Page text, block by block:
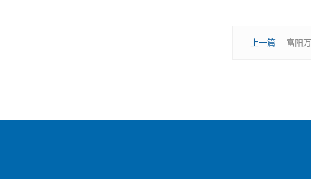
上一篇 富阳